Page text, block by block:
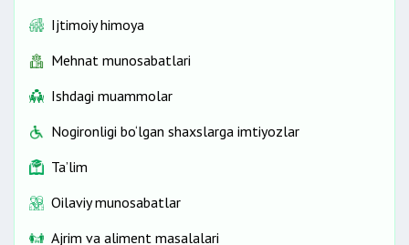
Ijtimoiy himoya
Mehnat munosabatlari
Ishdagi muammolar
Nogironligi bo‘lgan shaxslarga imtiyozlar
Ta’lim
Oilaviy munosabatlar
Ajrim va aliment masalalari